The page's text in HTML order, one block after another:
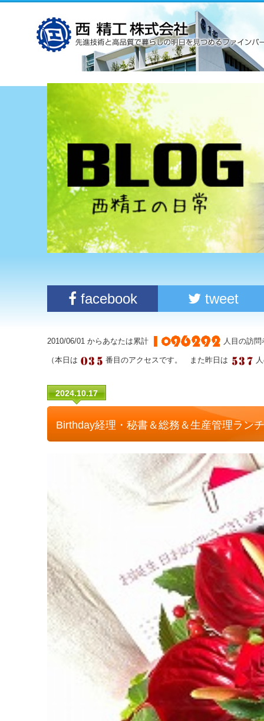
facebook tweet
2010/06/01 からあなたは累計 人目の訪
（本日は 番目のアクセスです。 また昨日は
2024.10.17
Birthday経理・秘書＆総務＆生産管理ラン